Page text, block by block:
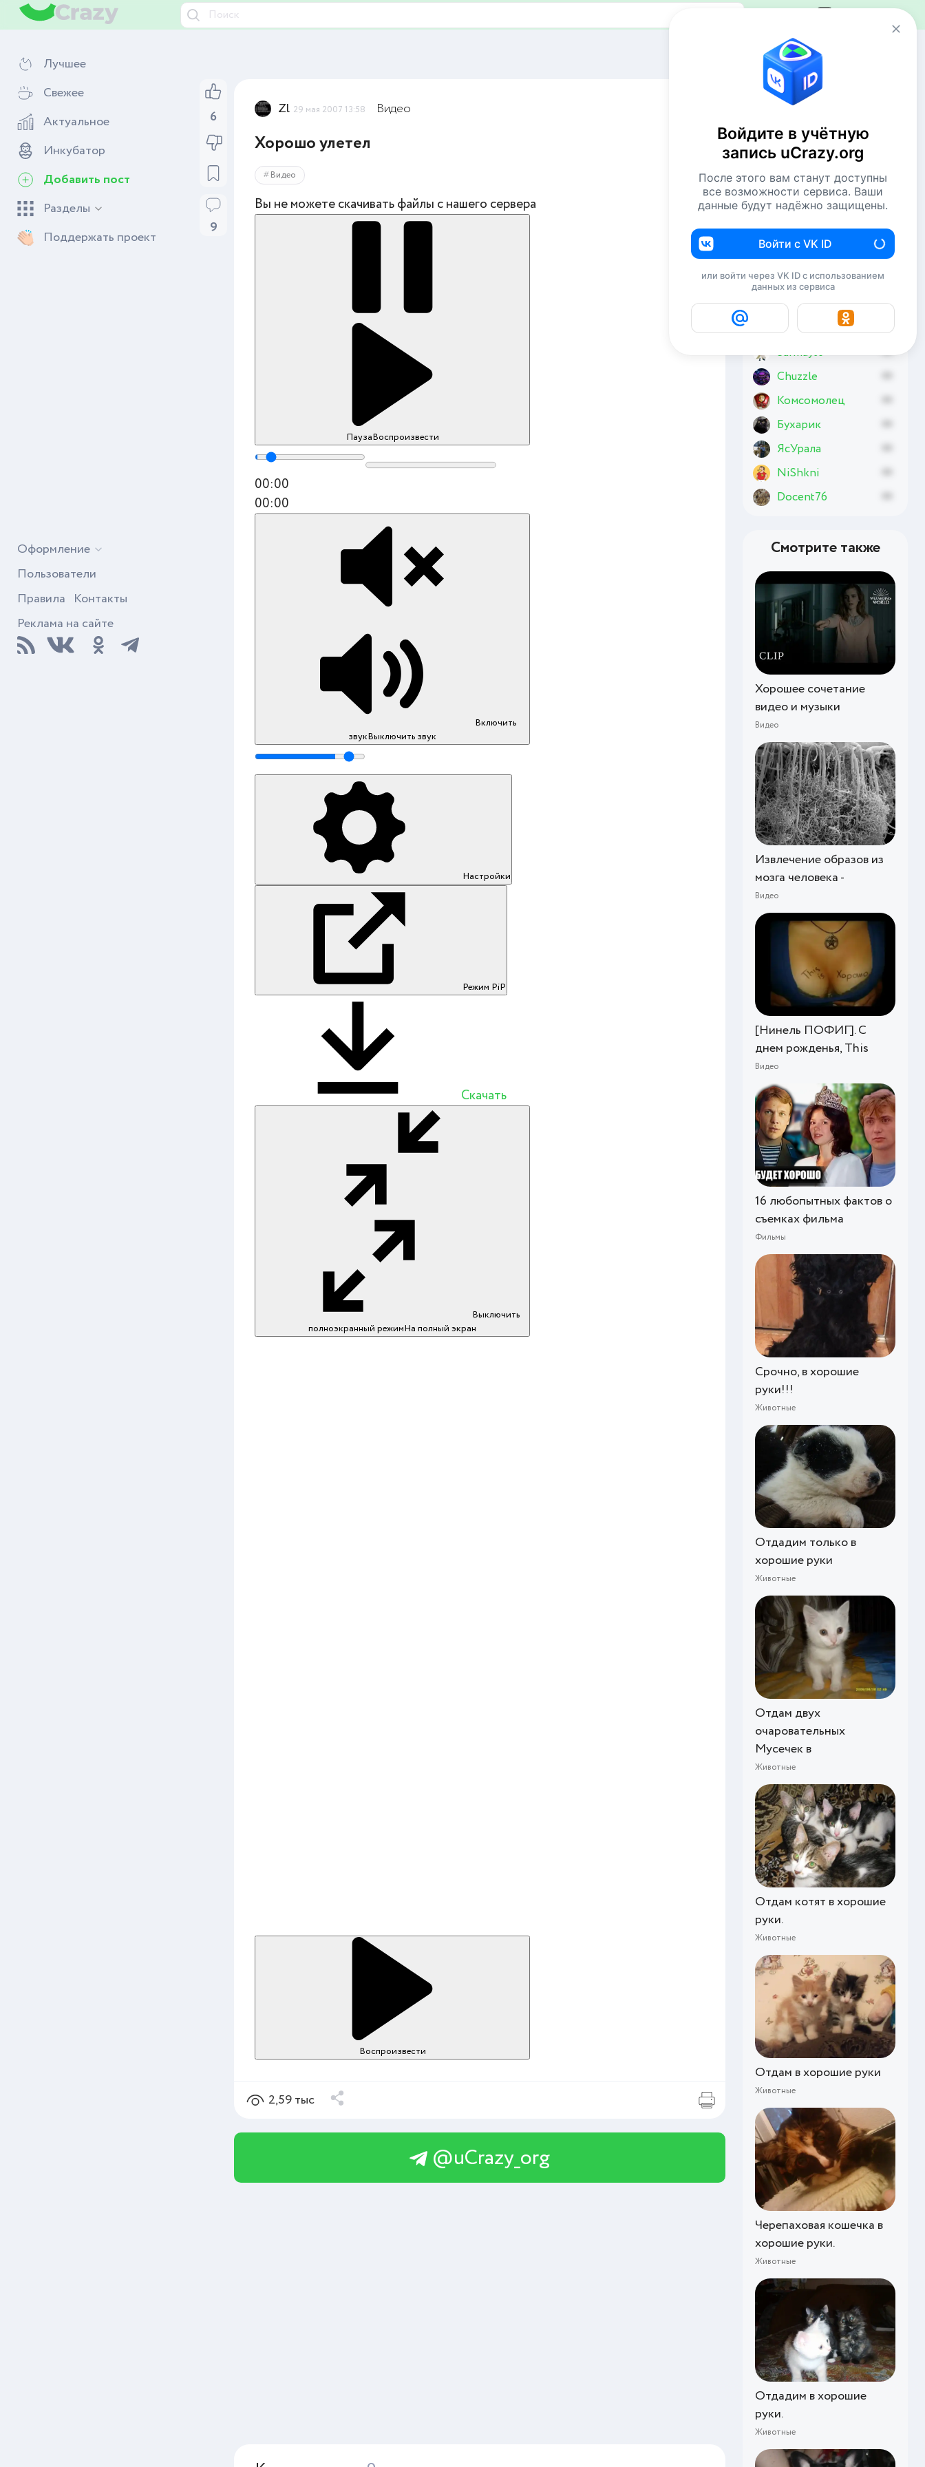
Авторизация
Лучшее
Свежее
Актуальное
Инкубатор
Добавить пост
Разделы
Поддержать проект
Оформление
Пользователи
Правила Контакты
Реклама на сайте
Сейчас онлайн
2 VIP`а
53 пользователя
601 гость
Всего посетителей 656
Рекорд: 12737 посетителей
Установлен 22 апр 2026г. в 02:34
Комментаторы недели
подводим итоги
Евгений114 xx
Basai xx
Татвоа Тататал xx
Sarmayt6
Chuzzle
Комсомолец
Бухарик
ЯсУрала
NiShkni
Docent76
Смотрите также
Хорошее сочетание
видео и музыки
Видео
Извлечение образов из
мозга человека -
Видео
[Нинель ПОФИГ]. С
днем рожденья, This
Видео
16 любопытных фактов о
съемках фильма
Фильмы
Срочно, в хорошие
руки!!!
Животные
Отдадим только в
хорошие руки
Животные
Отдам двух
очаровательных
Мусечек в
Животные
Отдам котят в хорошие
руки.
Животные
Отдам в хорошие руки
Животные
Черепаховая кошечка в
хорошие руки.
Животные
Отдадим в хорошие
руки.
Животные
6
9
Zl 29 мая 2007 13:58 Видео
Хорошо улетел
Видео
Вы не можете скачивать файлы с нашего сервера
ПаузаВоспроизвести
00:00
00:00
Включить
звукВыключить звук
Настройки
Режим PiP
Скачать
Выключить
полноэкранный режимНа полный экран
Воспроизвести
2,59 тыс
@uCrazy_org
Войдите в учётную
запись uCrazy.org
После этого вам станут доступны
все возможности сервиса. Ваши
данные будут надёжно защищены.
Войти с VK ID
или войти через VK ID с использованием
данных из сервиса